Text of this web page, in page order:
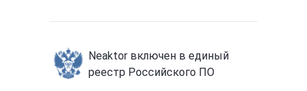
Neaktor включен в единый
реестр Российского ПО